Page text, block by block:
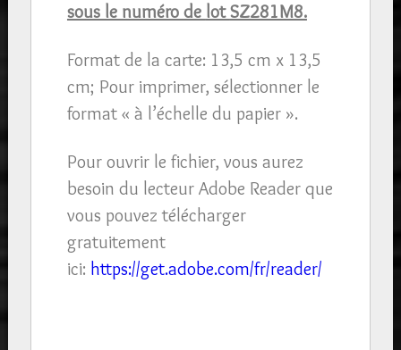
sous le numéro de lotSZ281M8.
Format de la carte: 13,5 cm x 13,5
cm; Pour imprimer, sélectionner le
format « à l’échelle du papier ».
Pour ouvrir le fichier, vous aurez
besoin du lecteur Adobe Reader que
vous pouvez télécharger
gratuitement
ici: https://get.adobe.com/fr/reader/